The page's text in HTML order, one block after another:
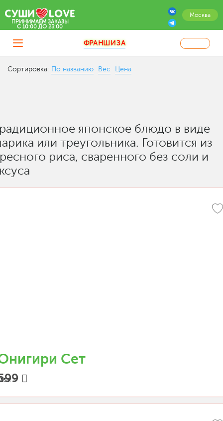
Москва
ПРИНИМАЕМ ЗАКАЗЫ
C 10:00 ДО 23:00
ФРАНШИЗА
Сортировка: По названию Вес Цена
японское блюдо в виде
или треугольника. Готовится из
риса, сваренного без соли и
Сет
г.